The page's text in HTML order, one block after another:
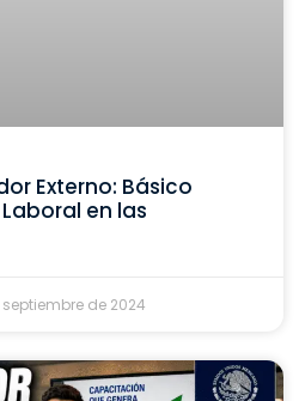
Externo: Básico
en las
de 2024